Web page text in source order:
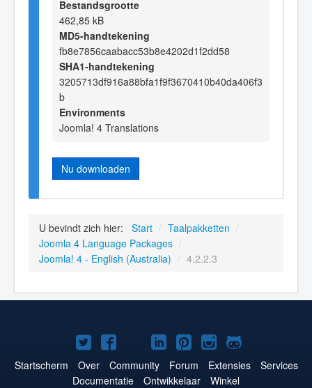
Bestandsgrootte
462,85 kB
MD5-handtekening
fb8e7856caabacc53b8e4202d1f2dd58
SHA1-handtekening
3205713df916a88bfa1f9f3670410b40da406f3
b
Environments
Joomla! 4 Translations
Nu downloaden
U bevindt zich hier: Start / Taalpakketten /
Joomla 4 Language Packages /
Joomla! 4 - English (Australia) / 4.2.2.3
Joomla!
op
Joomla!
op
Joomla!
op
Joomla!
op
Joomla!
op
Joomla!
op
Joomla!
op
Startscherm Over Community Forum Extensies
Services
Documentatie
Ontwikkelaar Winkel